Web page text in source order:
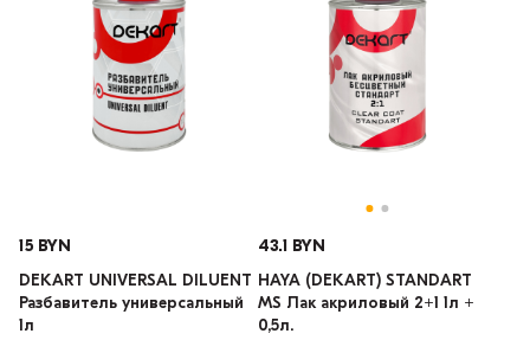
15 BYN
DEKART UNIVERSAL DILUENT
Разбавитель универсальный
1л
43.1 BYN
HAYA (DEKART) STANDART
MS Лак акриловый 2+1 1л +
0,5л.